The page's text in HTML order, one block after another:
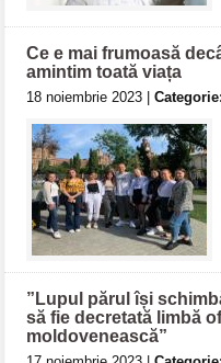
Ce e mai frumoasă
amintim toată viața
18 noiembrie 2023 |
”Lupul părul își
să fie decretată limbă
moldovenească”